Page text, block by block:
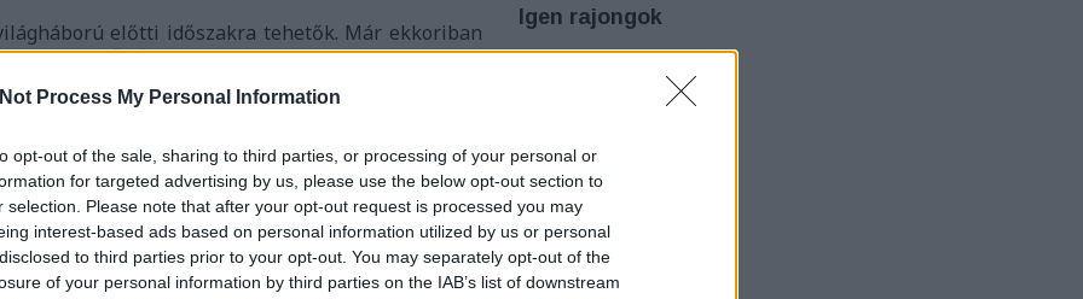
Process My Personal Information
opt-out of the sale, sharing to third parties, or processing of your personal or
for targeted advertising by us, please use the below opt-out section to
selection. Please note that after your opt-out request is processed you may
interest-based ads based on personal information utilized by us or personal
to third parties prior to your opt-out. You may separately opt-out of the
of your personal information by third parties on the IAB’s list of downstream
előtti időszakra tehetők. Már ekkoriban
libris gyűjtőkkel, id. Szölgyémy Pállal, Einczinger
megajándékozták gyűjteményük néhány
látképével Fery Antal következő alkotása Katona
Igen rajongok
3)
2026 június
2026 május
2026 március
2026 február
2026 január
2025 december